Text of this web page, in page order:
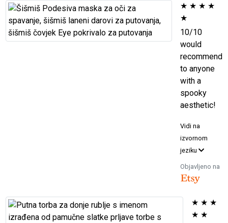
★ ★ ★ ★
★
10/10
would
recommend
to anyone
with a
spooky
aesthetic!
Vidi na
izvornom
jeziku
Objavljeno na
★ ★ ★
★ ★